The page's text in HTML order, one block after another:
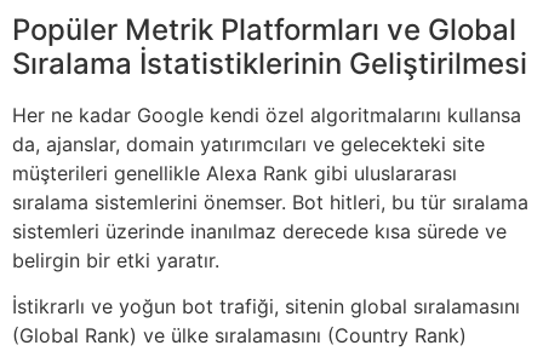
Popüler Metrik Platformları ve Global
Sıralama İstatistiklerinin Geliştirilmesi
Her ne kadar Google kendi özel algoritmalarını kullansa
da, ajanslar, domain yatırımcıları ve gelecekteki site
müşterileri genellikle Alexa Rank gibi uluslararası
sıralama sistemlerini önemser. Bot hitleri, bu tür sıralama
sistemleri üzerinde inanılmaz derecede kısa sürede ve
belirgin bir etki yaratır.
İstikrarlı ve yoğun bot trafiği, sitenin global sıralamasını
(Global Rank) ve ülke sıralamasını (Country Rank)